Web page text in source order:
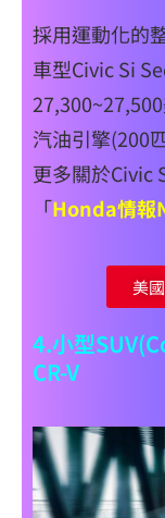
採用運動化的
車型Civic Si
汽油引擎(200
更多關於Civic
「Honda情報
美
4.小型
CR-V